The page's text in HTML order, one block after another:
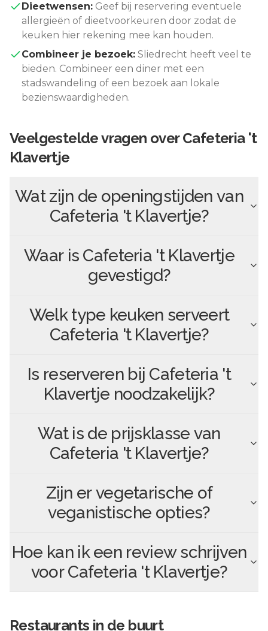
Dieetwensen: Geef bij reservering eventuele
allergieën of dieetvoorkeuren door zodat de
keuken hier rekening mee kan houden.
Combineer je bezoek: Sliedrecht heeft veel te
bieden. Combineer een diner met een
stadswandeling of een bezoek aan lokale
bezienswaardigheden.
Veelgestelde vragen overCafeteria 't
Klavertje
Wat zijn de openingstijden van
Cafeteria 't Klavertje?
Waar is Cafeteria 't Klavertje
gevestigd?
Welk type keuken serveert
Cafeteria 't Klavertje?
Is reserveren bij Cafeteria 't
Klavertje noodzakelijk?
Wat is de prijsklasse van
Cafeteria 't Klavertje?
Zijn er vegetarische of
veganistische opties?
Hoe kan ik een review schrijven
voorCafeteria 't Klavertje?
Restaurants in de buurt